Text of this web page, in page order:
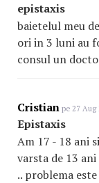
epistaxis
baietelul meu
ori in 3 luni au
consul un
Cristian pe 27 Aug
Epistaxis
Am 17 - 18 ani
varsta de 13
.. problema